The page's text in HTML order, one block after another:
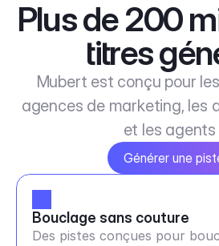
Plus de 200
titres
Mubert est conçu pour
agences de marketing, les
et les agents
Générer une
Bouclage sans couture
Des pistes conçues pour